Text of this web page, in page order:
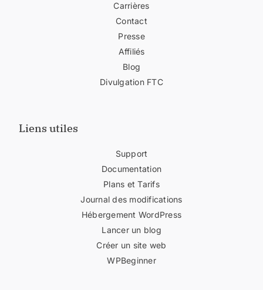
Carrières
Contact
Presse
Affiliés
Blog
Divulgation FTC
Liens utiles
Support
Documentation
Plans et Tarifs
Journal des modifications
Hébergement WordPress
Lancer un blog
Créer un site web
WPBeginner